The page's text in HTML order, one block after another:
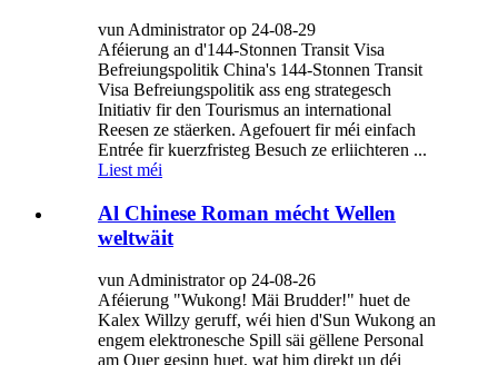
vun Administrator op 24-08-29
Aféierung an d'144-Stonnen Transit Visa
Befreiungspolitik China's 144-Stonnen Transit
Visa Befreiungspolitik ass eng strategesch
Initiativ fir den Tourismus an international
Reesen ze stäerken. Agefouert fir méi einfach
Entrée fir kuerzfristeg Besuch ze erliichteren ...
Liest méi
Al Chinese Roman mécht Wellen
weltwäit
vun Administrator op 24-08-26
Aféierung "Wukong! Mäi Brudder!" huet de
Kalex Willzy geruff, wéi hien d'Sun Wukong an
engem elektronesche Spill säi gëllene Personal
am Ouer gesinn huet, wat him direkt un déi